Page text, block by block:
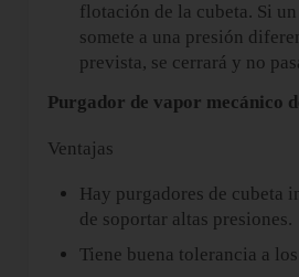
flotación de la cubeta. Si
somete a una presión
prevista, se cerrará y no
Purgador de vapor mecánico
Ventajas
Hay purgadores de cubeta
de soportar altas presiones.
Tiene buena tolerancia a